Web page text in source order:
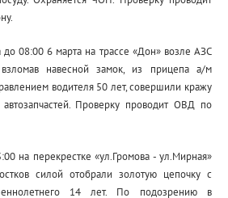
08:00 6 марта на трассе «Дон» возле АЗС
навесной замок, из прицепа а/м
водителя 50 лет, совершили кражу
Проверку проводит ОВД по
на перекрестке «ул.Громова - ул.Мирная»
силой отобрали золотую цепочку с
14 лет. По подозрению в